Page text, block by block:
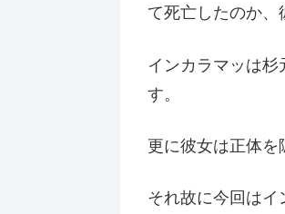
て死亡したのか、
インカラマッは
す。
更に彼女は正体を
それ故に今回は